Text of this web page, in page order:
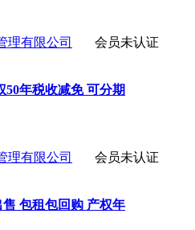
理有限公司 会员未认证
50年税收减免 可分期
理有限公司 会员未认证
包租包回购 产权年